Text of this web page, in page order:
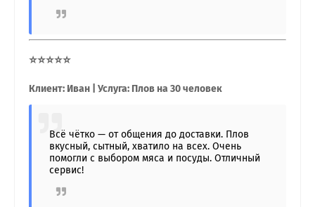
⭐⭐⭐⭐⭐
Клиент: Иван | Услуга: Плов на 30 человек
Всё чётко — от общения до доставки. Плов
вкусный, сытный, хватило на всех. Очень
помогли с выбором мяса и посуды. Отличный
сервис!